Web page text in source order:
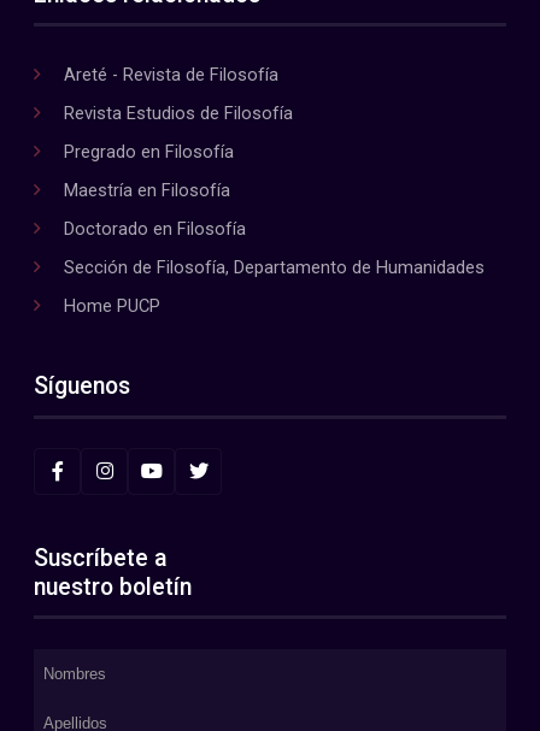
Areté - Revista de Filosofía
Revista Estudios de Filosofía
Pregrado en Filosofía
Maestría en Filosofía
Doctorado en Filosofía
Sección de Filosofía, Departamento de Humanidades
Home PUCP
Síguenos
Suscríbete a
nuestro boletín